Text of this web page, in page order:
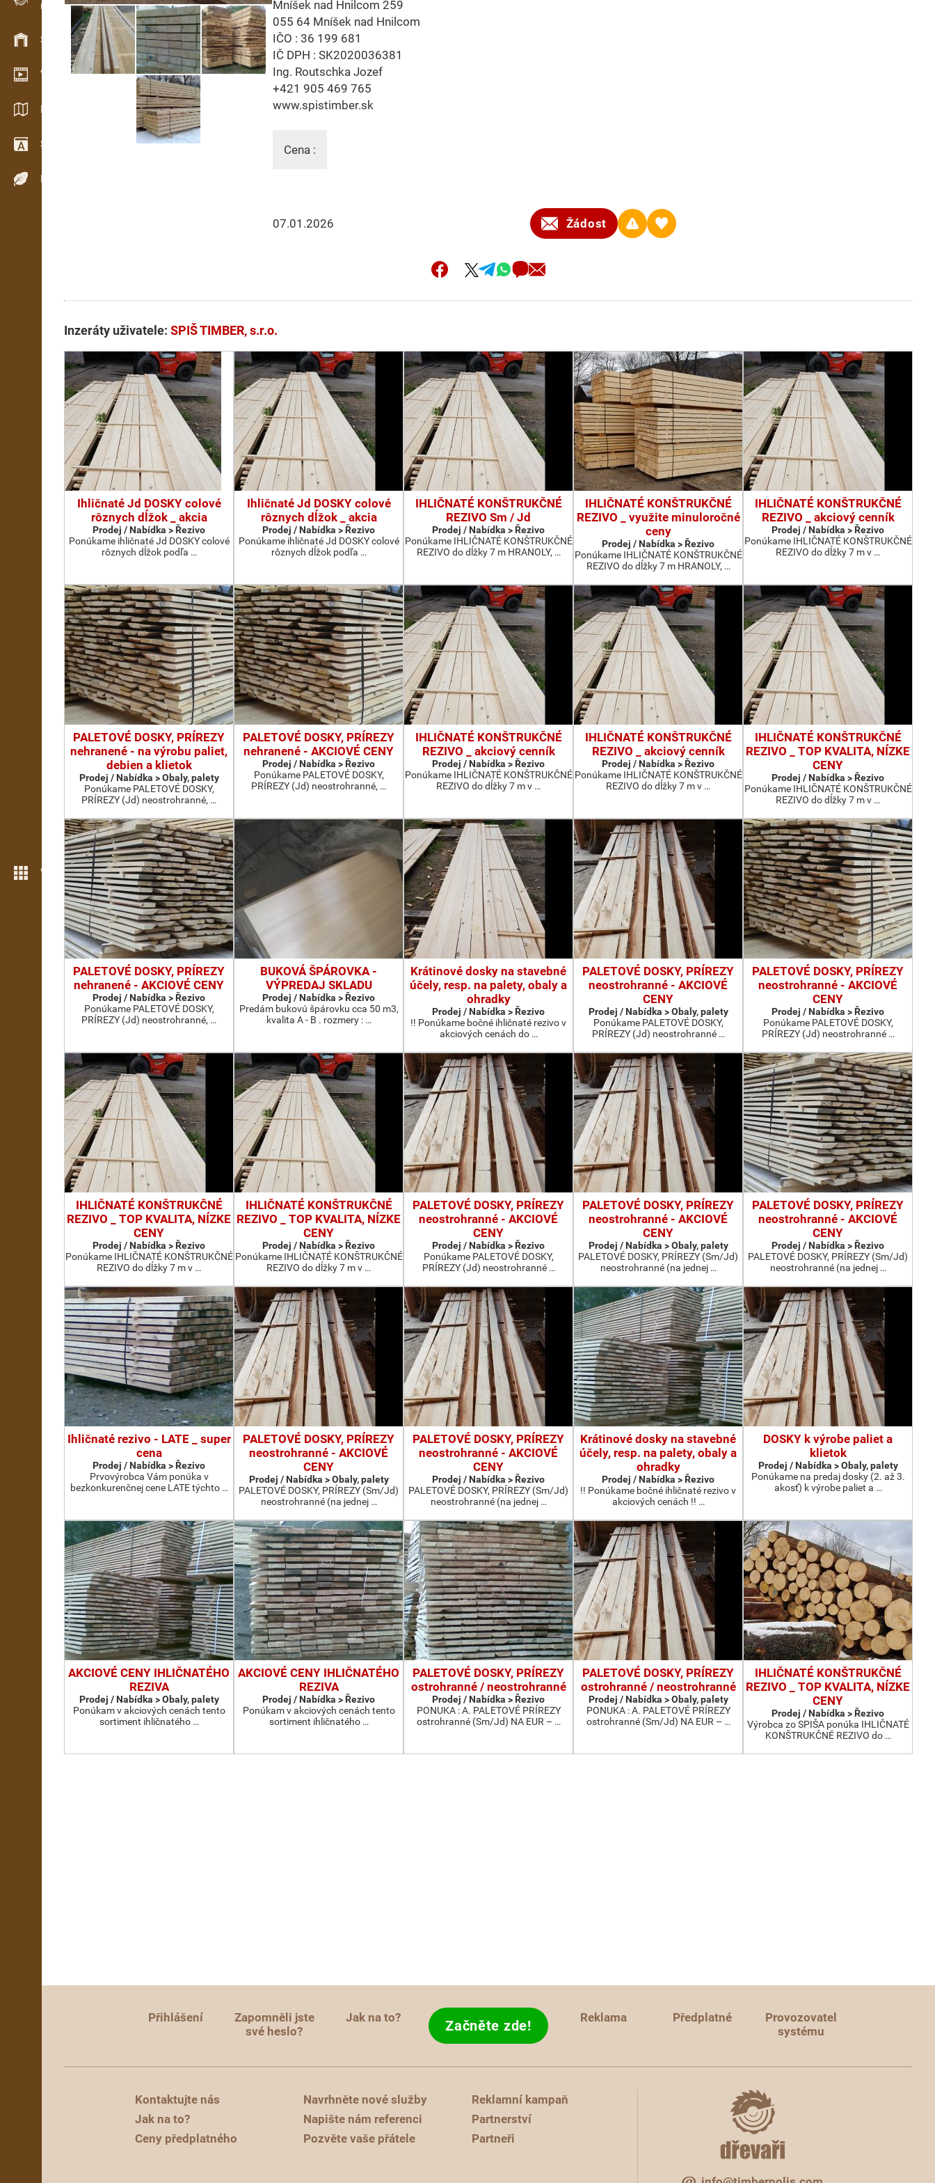
Evidence dřeva v terénu
Skladové hospodářství
Video showroom
Katalogy / Brožury
Slovník
Dřeviny
Více možností
Mníšek nad Hnilcom 259
055 64 Mníšek nad Hnilcom
IČO : 36 199 681
IČ DPH : SK2020036381
Ing. Routschka Jozef
+421 905 469 765
www.spistimber.sk
Cena :
07.01.2026 Žádost
Inzeráty uživatele: SPIŠ TIMBER, s.r.o.
Ihličnaté Jd DOSKY colové
rôznych dĺžok _ akcia
Prodej / Nabídka > Řezivo
Ponúkame ihličnaté Jd DOSKY colové
rôznych dĺžok podľa …
Ihličnaté Jd DOSKY colové
rôznych dĺžok _ akcia
Prodej / Nabídka > Řezivo
Ponúkame ihličnaté Jd DOSKY colové
rôznych dĺžok podľa …
IHLIČNATÉ KONŠTRUKČNÉ
REZIVO Sm / Jd
Prodej / Nabídka > Řezivo
Ponúkame IHLIČNATÉ KONŠTRUKČNÉ
REZIVO do dĺžky 7 m HRANOLY, …
IHLIČNATÉ KONŠTRUKČNÉ
REZIVO _ využite minuloročné
ceny
Prodej / Nabídka > Řezivo
Ponúkame IHLIČNATÉ KONŠTRUKČNÉ
REZIVO do dĺžky 7 m HRANOLY, …
IHLIČNATÉ KONŠTRUKČNÉ
REZIVO _ akciový cenník
Prodej / Nabídka > Řezivo
Ponúkame IHLIČNATÉ KONŠTRUKČNÉ
REZIVO do dĺžky 7 m v …
PALETOVÉ DOSKY, PRÍREZY
nehranené - na výrobu paliet,
debien a klietok
Prodej / Nabídka > Obaly, palety
Ponúkame PALETOVÉ DOSKY,
PRÍREZY (Jd) neostrohranné, …
PALETOVÉ DOSKY, PRÍREZY
nehranené - AKCIOVÉ CENY
Prodej / Nabídka > Řezivo
Ponúkame PALETOVÉ DOSKY,
PRÍREZY (Jd) neostrohranné, …
IHLIČNATÉ KONŠTRUKČNÉ
REZIVO _ akciový cenník
Prodej / Nabídka > Řezivo
Ponúkame IHLIČNATÉ KONŠTRUKČNÉ
REZIVO do dĺžky 7 m v …
IHLIČNATÉ KONŠTRUKČNÉ
REZIVO _ akciový cenník
Prodej / Nabídka > Řezivo
Ponúkame IHLIČNATÉ KONŠTRUKČNÉ
REZIVO do dĺžky 7 m v …
IHLIČNATÉ KONŠTRUKČNÉ
REZIVO _ TOP KVALITA, NÍZKE
CENY
Prodej / Nabídka > Řezivo
Ponúkame IHLIČNATÉ KONŠTRUKČNÉ
REZIVO do dĺžky 7 m v …
PALETOVÉ DOSKY, PRÍREZY
nehranené - AKCIOVÉ CENY
Prodej / Nabídka > Řezivo
Ponúkame PALETOVÉ DOSKY,
PRÍREZY (Jd) neostrohranné, …
BUKOVÁ ŠPÁROVKA -
VÝPREDAJ SKLADU
Prodej / Nabídka > Řezivo
Predám bukovú špárovku cca 50 m3,
kvalita A - B . rozmery : …
Krátinové dosky na stavebné
účely, resp. na palety, obaly a
ohradky
Prodej / Nabídka > Řezivo
!! Ponúkame bočné ihličnaté rezivo v
akciových cenách do …
PALETOVÉ DOSKY, PRÍREZY
neostrohranné - AKCIOVÉ
CENY
Prodej / Nabídka > Obaly, palety
Ponúkame PALETOVÉ DOSKY,
PRÍREZY (Jd) neostrohranné …
PALETOVÉ DOSKY, PRÍREZY
neostrohranné - AKCIOVÉ
CENY
Prodej / Nabídka > Řezivo
Ponúkame PALETOVÉ DOSKY,
PRÍREZY (Jd) neostrohranné …
IHLIČNATÉ KONŠTRUKČNÉ
REZIVO _ TOP KVALITA, NÍZKE
CENY
Prodej / Nabídka > Řezivo
Ponúkame IHLIČNATÉ KONŠTRUKČNÉ
REZIVO do dĺžky 7 m v …
IHLIČNATÉ KONŠTRUKČNÉ
REZIVO _ TOP KVALITA, NÍZKE
CENY
Prodej / Nabídka > Řezivo
Ponúkame IHLIČNATÉ KONŠTRUKČNÉ
REZIVO do dĺžky 7 m v …
PALETOVÉ DOSKY, PRÍREZY
neostrohranné - AKCIOVÉ
CENY
Prodej / Nabídka > Řezivo
Ponúkame PALETOVÉ DOSKY,
PRÍREZY (Jd) neostrohranné …
PALETOVÉ DOSKY, PRÍREZY
neostrohranné - AKCIOVÉ
CENY
Prodej / Nabídka > Obaly, palety
PALETOVÉ DOSKY, PRÍREZY (Sm/Jd)
neostrohranné (na jednej …
PALETOVÉ DOSKY, PRÍREZY
neostrohranné - AKCIOVÉ
CENY
Prodej / Nabídka > Řezivo
PALETOVÉ DOSKY, PRÍREZY (Sm/Jd)
neostrohranné (na jednej …
Ihličnaté rezivo - LATE _ super
cena
Prodej / Nabídka > Řezivo
Prvovýrobca Vám ponúka v
bezkonkurenčnej cene LATE týchto …
PALETOVÉ DOSKY, PRÍREZY
neostrohranné - AKCIOVÉ
CENY
Prodej / Nabídka > Obaly, palety
PALETOVÉ DOSKY, PRÍREZY (Sm/Jd)
neostrohranné (na jednej …
PALETOVÉ DOSKY, PRÍREZY
neostrohranné - AKCIOVÉ
CENY
Prodej / Nabídka > Řezivo
PALETOVÉ DOSKY, PRÍREZY (Sm/Jd)
neostrohranné (na jednej …
Krátinové dosky na stavebné
účely, resp. na palety, obaly a
ohradky
Prodej / Nabídka > Řezivo
!! Ponúkame bočné ihličnaté rezivo v
akciových cenách !! …
DOSKY k výrobe paliet a
klietok
Prodej / Nabídka > Obaly, palety
Ponúkame na predaj dosky (2. až 3.
akosť) k výrobe paliet a …
AKCIOVÉ CENY IHLIČNATÉHO
REZIVA
Prodej / Nabídka > Obaly, palety
Ponúkam v akciových cenách tento
sortiment ihličnatého …
AKCIOVÉ CENY IHLIČNATÉHO
REZIVA
Prodej / Nabídka > Řezivo
Ponúkam v akciových cenách tento
sortiment ihličnatého …
PALETOVÉ DOSKY, PRÍREZY
ostrohranné / neostrohranné
Prodej / Nabídka > Řezivo
PONUKA : A. PALETOVÉ PRÍREZY
ostrohranné (Sm/Jd) NA EUR – …
PALETOVÉ DOSKY, PRÍREZY
ostrohranné / neostrohranné
Prodej / Nabídka > Obaly, palety
PONUKA : A. PALETOVÉ PRÍREZY
ostrohranné (Sm/Jd) NA EUR – …
IHLIČNATÉ KONŠTRUKČNÉ
REZIVO _ TOP KVALITA, NÍZKE
CENY
Prodej / Nabídka > Řezivo
Výrobca zo SPIŠA ponúka IHLIČNATÉ
KONŠTRUKČNÉ REZIVO do …
Přihlášení
Zapomněli jste
své heslo?
Jak na to? Začněte zde! Reklama Předplatné
Provozovatel
systému
Kontaktujte nás
Jak na to?
Ceny předplatného
Navrhněte nové služby
Napište nám referenci
Pozvěte vaše přátele
Reklamní kampaň
Partnerství
Partneři